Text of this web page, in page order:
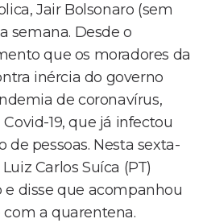
Jair Bolsonaro (sem
semana. Desde o
que os moradores da
inércia do governo
de coronavírus,
19, que já infectou
pessoas. Nesta sexta-
Carlos Suíca (PT)
disse que acompanhou
a quarentena.